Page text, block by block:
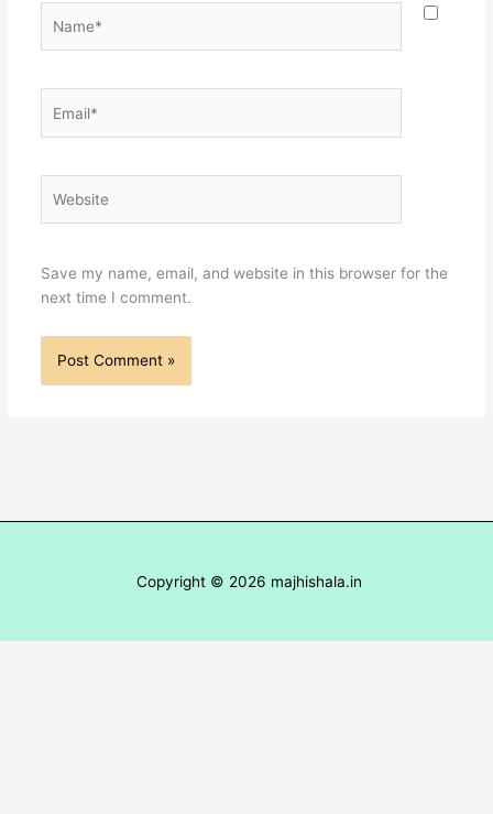
Save my name, email, and website in this browser for the
next time I comment.
Copyright © 2026 majhishala.in